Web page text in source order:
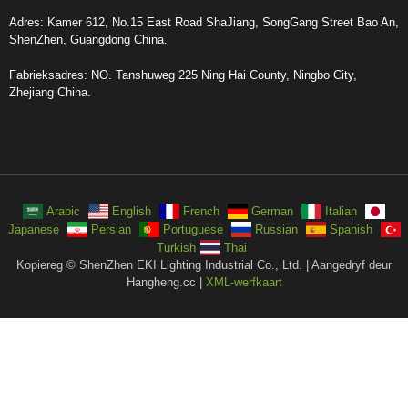
Adres: Kamer 612, No.15 East Road ShaJiang, SongGang Street Bao An,
ShenZhen, Guangdong China.
Fabrieksadres: NO. Tanshuweg 225 Ning Hai County, Ningbo City,
Zhejiang China.
Arabic English French German
Italian
Japanese
Persian Portuguese Russian
Spanish
Turkish
Thai
Kopiereg © ShenZhen EKI Lighting Industrial Co., Ltd. | Aangedryf deur
Hangheng.cc | XML-werfkaart